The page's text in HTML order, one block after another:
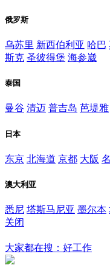
俄罗斯
乌苏里 新西伯利亚 哈巴
斯克 圣彼得堡 海参崴
泰国
曼谷 清迈 普吉岛 芭堤雅
日本
东京 北海道 京都 大阪
澳大利亚
悉尼 塔斯马尼亚 墨尔本
关闭
大家都在搜：好工作